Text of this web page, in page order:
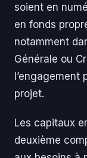
soient en
en fonds
notamment
Générale ou
l’engagement
projet.
Les capitaux
deuxième